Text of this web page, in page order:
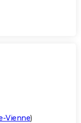
Vienne)